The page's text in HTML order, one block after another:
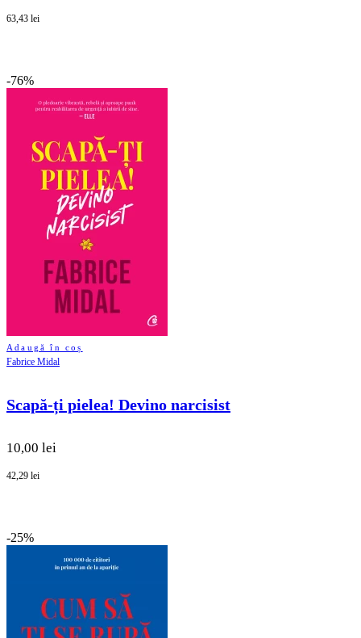
63,43 lei
-76%
Adaugă în coș
Fabrice Midal
Scapă-ți pielea! Devino narcisist
10,00 lei
42,29 lei
-25%